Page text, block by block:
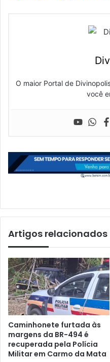
O maior Portal de
você
Artigos relacionados
Caminhonete furtada às
margens da BR-494 é
recuperada pela Polícia
Militar em Carmo da Mata